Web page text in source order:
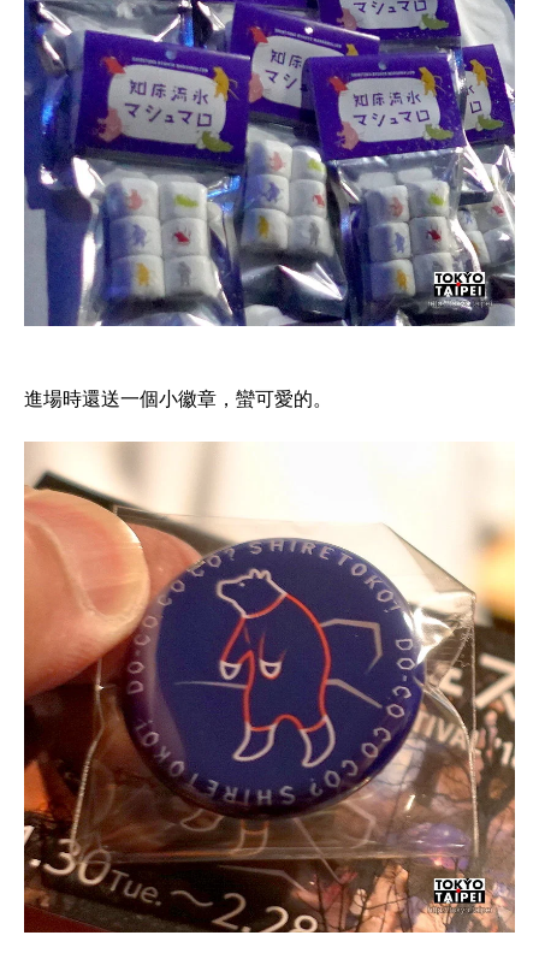
進場時還送一個小徽章，蠻可愛的。